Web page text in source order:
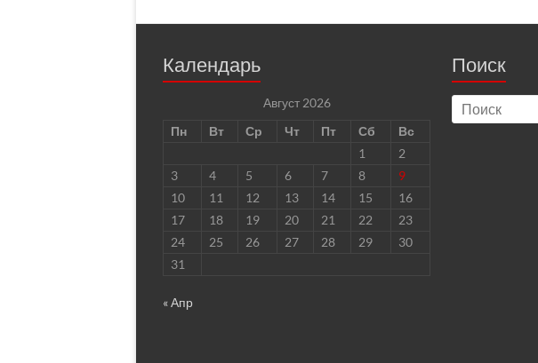
Календарь
Август 2026
Пн
Вт Ср Чт Пт Сб
Вс
1
2
3
4 5 6 7 8
9
10
11 12 13 14 15
16
17
18 19 20 21 22
23
24
25 26 27 28 29
30
31
« Апр
Поиск